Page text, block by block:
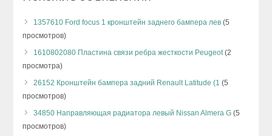
1357610 Ford focus 1 кронштейн заднего бампера лев (5
просмотров)
1610802080 Пластина связи ребра жесткости Peugeot(2
просмотра)
26152 Кронштейн бампера задний Renault Latitude (1 (5
просмотров)
34850 Направляющая радиатора левый Nissan Almera G (5
просмотров)